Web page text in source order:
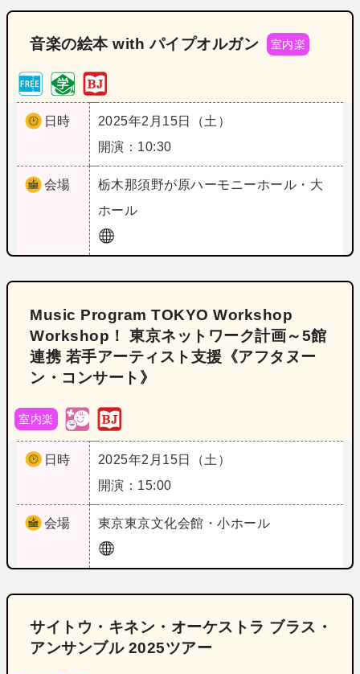
音楽の絵本 with パイプオルガン 室内楽
日時
2025年2月15日（土）
開演：10:30
会場 栃木那須野が原ハーモニーホール・大
ホール
Music Program TOKYO Workshop
Workshop！ 東京ネットワーク計画～5館
連携 若手アーティスト支援《アフタヌー
ン・コンサート》
室内楽
日時
2025年2月15日（土）
開演：15:00
会場 東京東京文化会館・小ホール
サイトウ・キネン・オーケストラ ブラス・
アンサンブル 2025ツアー